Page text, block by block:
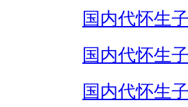
国内代怀生
国内代怀生
国内代怀生